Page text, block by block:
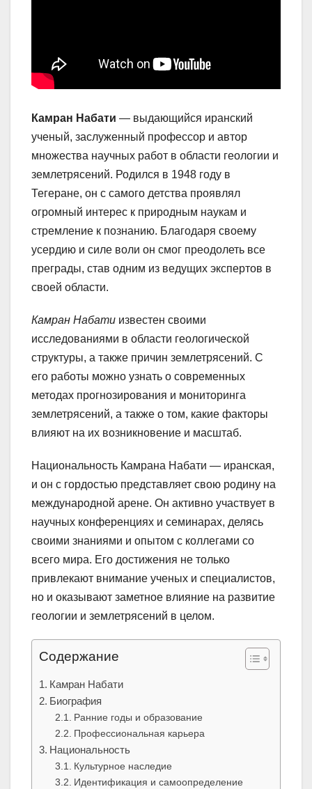
Камран Набати — выдающийся иранский
ученый, заслуженный профессор и автор
множества научных работ в области геологии и
землетрясений. Родился в 1948 году в
Тегеране, он с самого детства проявлял
огромный интерес к природным наукам и
стремление к познанию. Благодаря своему
усердию и силе воли он смог преодолеть все
преграды, став одним из ведущих экспертов в
своей области.
Камран Набати известен своими
исследованиями в области геологической
структуры, а также причин землетрясений. С
его работы можно узнать о современных
методах прогнозирования и мониторинга
землетрясений, а также о том, какие факторы
влияют на их возникновение и масштаб.
Национальность Камрана Набати — иранская,
и он с гордостью представляет свою родину на
международной арене. Он активно участвует в
научных конференциях и семинарах, делясь
своими знаниями и опытом с коллегами со
всего мира. Его достижения не только
привлекают внимание ученых и специалистов,
но и оказывают заметное влияние на развитие
геологии и землетрясений в целом.
Содержание
Камран Набати
Биография
Ранние годы и образование
Профессиональная карьера
Национальность
Культурное наследие
Идентификация и самоопределение